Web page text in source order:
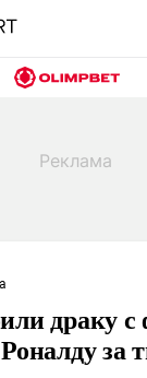
драку с